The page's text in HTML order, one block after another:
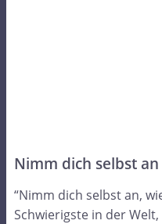
Nimm dich selbst an
“Nimm dich selbst an,
Schwierigste in der